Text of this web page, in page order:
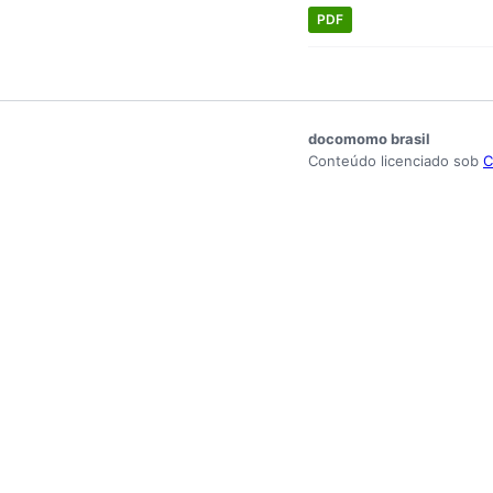
PDF
docomomo brasil
Conteúdo licenciado sob